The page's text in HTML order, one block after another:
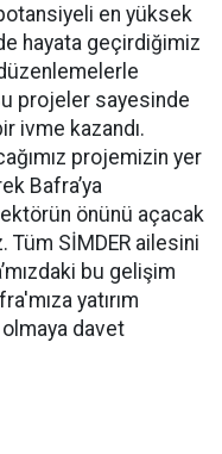
en yüksek
hayata geçirdiğimiz
projeler sayesinde
ivme kazandı.
projemizin yer
Bafra’ya
önünü açacak
Tüm SİMDER ailesini
bu gelişim
yatırım
davet